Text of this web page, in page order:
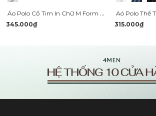
Áo Polo Cổ Tim In Chữ M Form Regular PO147
345.000₫ 315.000₫